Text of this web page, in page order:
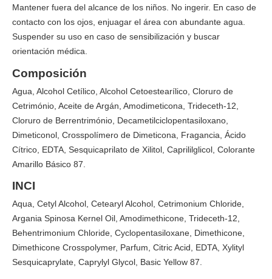
Mantener fuera del alcance de los niños. No ingerir. En caso de
contacto con los ojos, enjuagar el área con abundante agua.
Suspender su uso en caso de sensibilización y buscar
orientación médica.
Composición
Agua, Alcohol Cetílico, Alcohol Cetoestearílico, Cloruro de
Cetrimónio, Aceite de Argán, Amodimeticona, Trideceth-12,
Cloruro de Berrentrimónio, Decametilciclopentasiloxano,
Dimeticonol, Crosspolímero de Dimeticona, Fragancia, Ácido
Cítrico, EDTA, Sesquicaprilato de Xilitol, Caprililglicol, Colorante
Amarillo Básico 87.
INCI
Aqua, Cetyl Alcohol, Cetearyl Alcohol, Cetrimonium Chloride,
Argania Spinosa Kernel Oil, Amodimethicone, Trideceth-12,
Behentrimonium Chloride, Cyclopentasiloxane, Dimethicone,
Dimethicone Crosspolymer, Parfum, Citric Acid, EDTA, Xylityl
Sesquicaprylate, Caprylyl Glycol, Basic Yellow 87.